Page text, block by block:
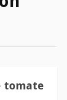
tomate